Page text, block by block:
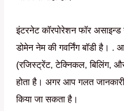
इंटरनेट कॉरपोरेशन फॉर
डोमेन नेम की गवर्निंग बॉडी है। .
(रजिस्ट्रेंट, टेक्निकल, बिलिंग,
होता है। अगर आप गलत
किया जा सकता है।